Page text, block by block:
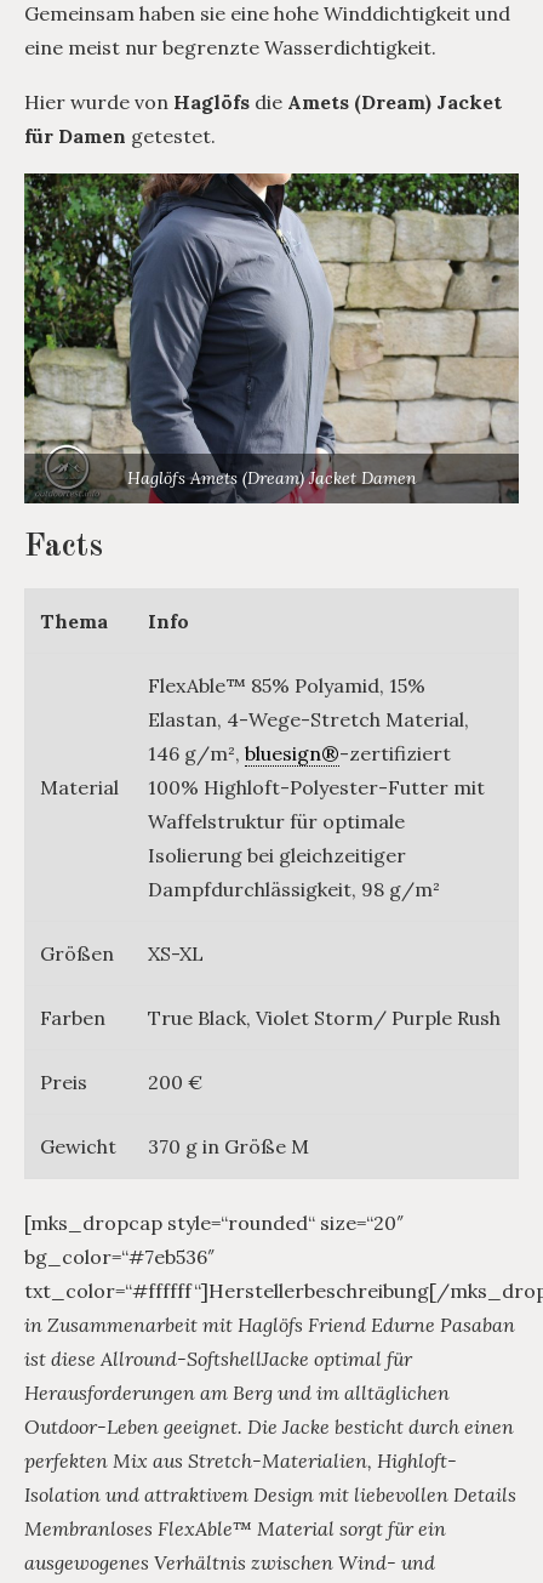
Gemeinsam haben sie eine hohe Winddichtigkeit und
eine meist nur begrenzte Wasserdichtigkeit.
Hier wurde von Haglöfs die Amets (Dream) Jacket
für Damen getestet.
Haglöfs Amets (Dream) Jacket Damen
Facts
Thema Info
Material
FlexAble™ 85% Polyamid, 15%
Elastan, 4-Wege-Stretch Material,
146 g/m², bluesign®-zertifiziert
100% Highloft-Polyester-Futter mit
Waffelstruktur für optimale
Isolierung bei gleichzeitiger
Dampfdurchlässigkeit, 98 g/m²
Größen XS-XL
Farben True Black, Violet Storm/ Purple Rush
Preis 200 €
Gewicht 370 g in Größe M
[mks_dropcap style=“rounded“ size=“20″
bg_color=“#7eb536″
txt_color=“#ffffff“]Herstellerbeschreibung[/
in Zusammenarbeit mit Haglöfs Friend Edurne Pasaban
ist diese Allround-SoftshellJacke optimal für
Herausforderungen am Berg und im alltäglichen
Outdoor-Leben geeignet. Die Jacke besticht durch einen
perfekten Mix aus Stretch-Materialien, Highloft-
Isolation und attraktivem Design mit liebevollen Details
Membranloses FlexAble™ Material sorgt für ein
ausgewogenes Verhältnis zwischen Wind- und